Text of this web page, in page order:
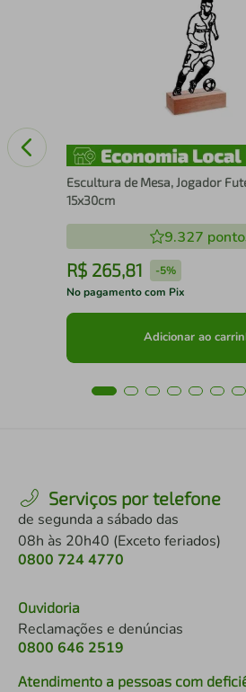
Escultura de Mesa, Jogador
15x30cm
9.327
R$ 265,81 -5%
No pagamento com Pix
Adicionar ao
Serviços por telefone
de segunda a sábado das
08h às 20h40 (Exceto feriados)
0800 724 4770
Ouvidoria
Reclamações e denúncias
0800 646 2519
Atendimento a pessoas com